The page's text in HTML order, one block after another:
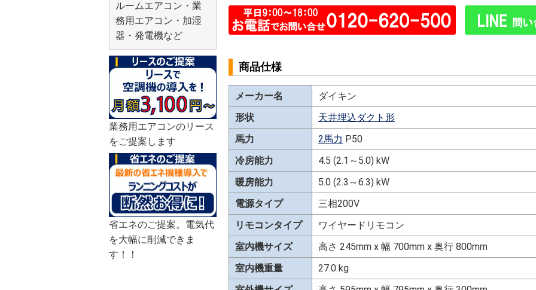
ルームエアコン・業
務用エアコン・加湿
器・発電機など
業務用エアコンのリース
をご提案します
省エネのご提案。電気代
を大幅に削減できま
す！！
商品仕様
メーカー名
ダイキン
形状
天井埋込ダクト形
馬力
2馬力 P50
冷房能力
4.5 (2.1～5.0) kW
暖房能力
5.0 (2.3～6.3) kW
電源タイプ
三相200V
リモコンタイプ
ワイヤードリモコン
室内機サイズ
高さ 245mm x 幅 700mm x 奥行 800mm
室内機重量
27.0 kg